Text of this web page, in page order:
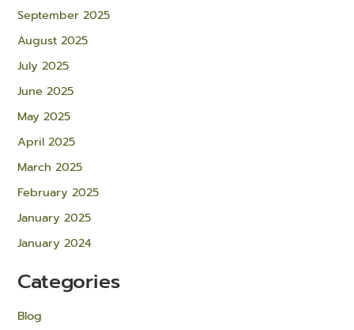
September 2025
August 2025
July 2025
June 2025
May 2025
April 2025
March 2025
February 2025
January 2025
January 2024
Categories
Blog